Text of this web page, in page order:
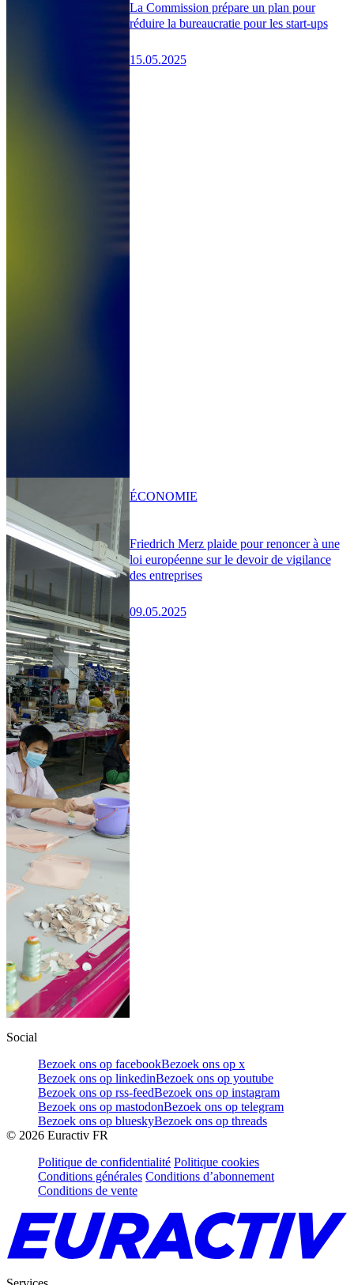
La Commission prépare un plan pour
réduire la bureaucratie pour les start-ups
15.05.2025
Friedrich Merz plaide pour renoncer à une
loi européenne sur le devoir de vigilance
des entreprises
09.05.2025
ÉCONOMIE
Social
Bezoek ons op facebookBezoek ons op x
Bezoek ons op linkedinBezoek ons op youtube
Bezoek ons op rss-feedBezoek ons op instagram
Bezoek ons op mastodonBezoek ons op telegram
Bezoek ons op blueskyBezoek ons op threads
© 2026 Euractiv FR
Politique de confidentialité Politique cookies
Conditions générales Conditions d’abonnement
Conditions de vente